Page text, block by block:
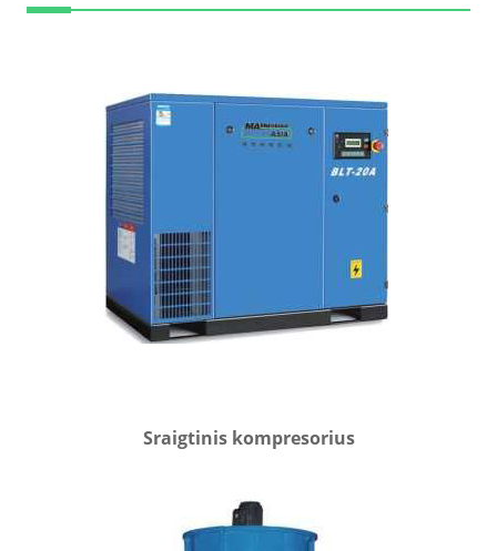
Sraigtinis kompresorius